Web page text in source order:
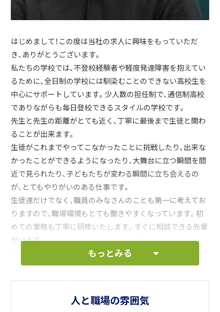
はじめまして！この度は当社の求人に興味をもっていただ
き、ありがとうございます。
私たちの学校では、不登校経験者や軽度発達障害を抱えてい
るために、全日制の学校には馴染むことのできない高校生を
中心にサポートしています。少人数の担任制で、通信制高校
でありながらも毎日登校できるスタイルの学校です。
先生と先生の距離がとても近く、丁寧に最後まで生徒と関わ
ることが出来ます。
生徒がこれまでやってこなかったことに挑戦したり、出来な
かったことができるようになったり、大舞台に立つ瞬間を間
近で見られたり、子どもたちが変わる瞬間に立ち会えるの
が、とてもやりがいのある仕事です。
生徒達だけでなく、職員のみなさんのことも第一に考えてお
りますので、職場環境もとても働きやすくなっています。初
めての業務も丁寧に研修いたします。すぐに相談できる先輩
がいます。
ワークライフバランスを整えやすいよう、残業時間も月平均
30分程度となっています。先生が輝いているから、生徒も輝
ける。そんな職場で一緒に働いていける方を募集しておりま
ぜひ、職場の雰囲気を感じに来てください！
もっとみる
人と職場の雰囲気